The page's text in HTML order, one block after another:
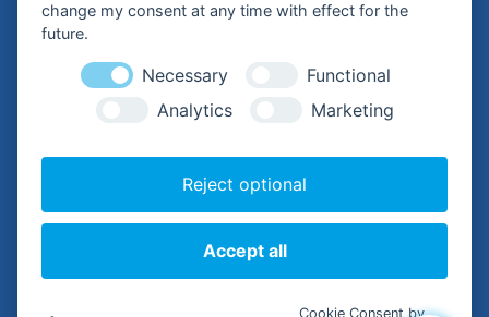
Bürgermeisterin Silke Roßmann
Kampstraße 1
24601 Wankendorf
+49 (0) 4326 – 99 79-0
Datenschutzerklärung
change my consent at any time with effect for the
future.
Necessary
Functional
Analytics
Marketing
Reject optional
Accept all
Cookie Consent by